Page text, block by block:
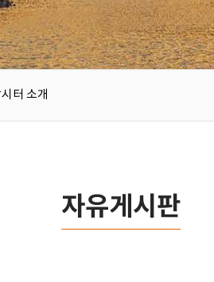
터 소개
자유게시판